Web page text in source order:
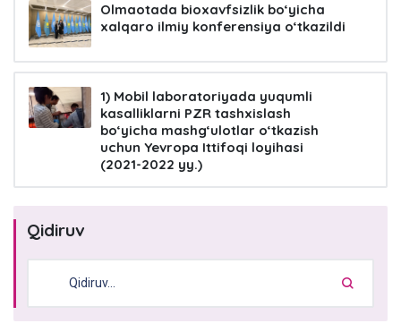
Olmaotada bioxavfsizlik bo‘yicha
xalqaro ilmiy konferensiya o‘tkazildi
1) Mobil laboratoriyada yuqumli
kasalliklarni PZR tashxislash
bo‘yicha mashg‘ulotlar o‘tkazish
uchun Yevropa Ittifoqi loyihasi
(2021-2022 yy.)
Qidiruv